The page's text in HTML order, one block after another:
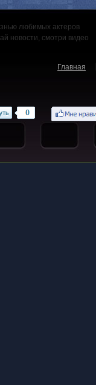
любимых актеров
новости, смотри видео
Главная